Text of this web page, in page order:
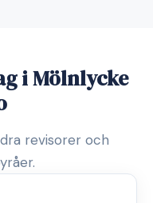
i Mölnlycke
revisorer och